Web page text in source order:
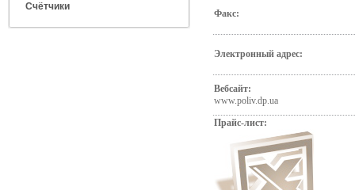
Счётчики
Факс:
Электронный адрес:
Вебсайт:
www.poliv.dp.ua
Прайс-лист: